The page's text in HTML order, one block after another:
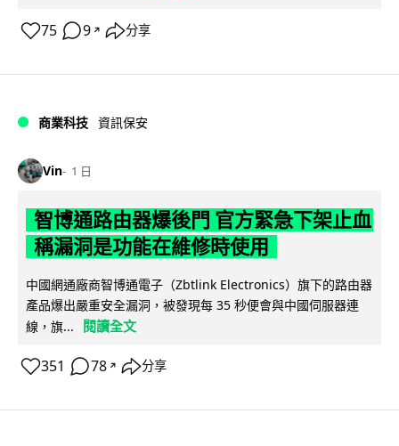
75 9 ↗ 分享
商業科技 資訊保安
Vin 1 日
智博通路由器爆後門 官方緊急下架止血
稱漏洞是功能在維修時使用
中國網通廠商智博通電子（Zbtlink Electronics）旗下的路由器
產品爆出嚴重安全漏洞，被發現每 35 秒便會與中國伺服器連
線，旗...
閱讀全文
351 78 ↗ 分享